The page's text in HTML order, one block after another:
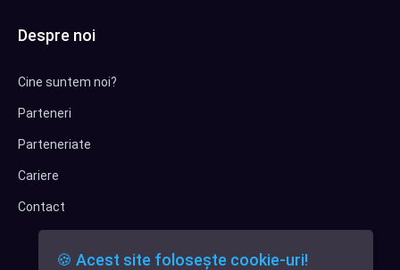
Despre noi
Cine suntem noi?
Parteneri
Parteneriate
Cariere
Contact
🍪 Acest site folosește cookie-uri!